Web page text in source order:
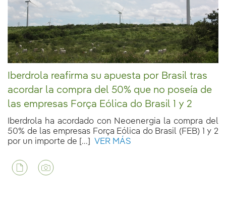
Iberdrola reafirma su apuesta por Brasil tras
acordar la compra del 50% que no poseía de
las empresas Força Eólica do Brasil 1 y 2
Iberdrola ha acordado con Neoenergia la compra del
50% de las empresas Força Eólica do Brasil (FEB) 1 y 2
por un importe de [...]
VER MÁS